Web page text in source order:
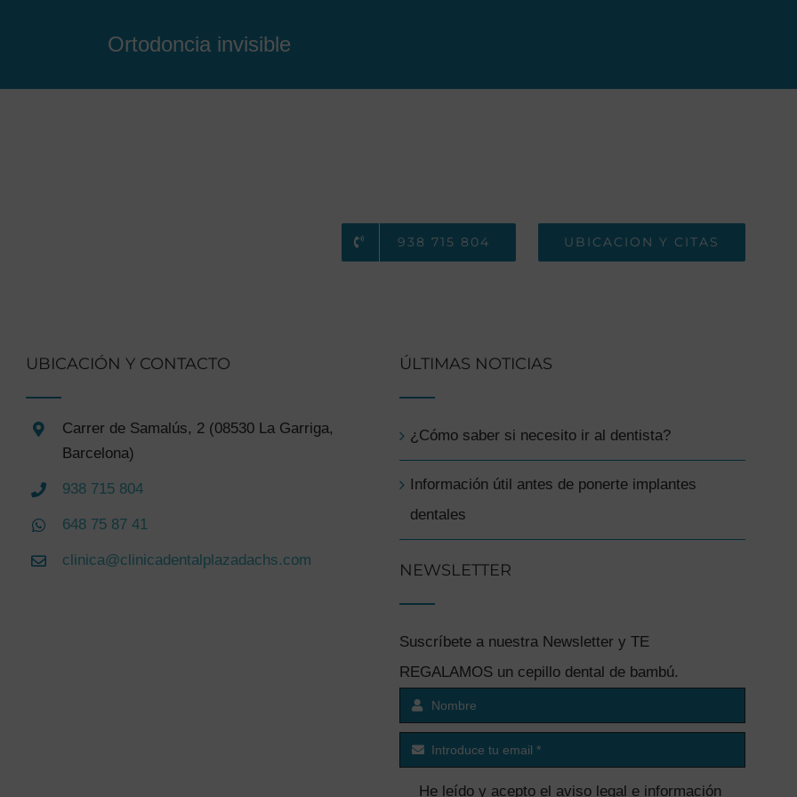
938 715 804 UBICACION Y CITAS
Ortodoncia invisible
UBICACIÓN Y CONTACTO
Carrer de Samalús, 2 (08530 La Garriga,
Barcelona)
938 715 804
648 75 87 41
clinica@clinicadentalplazadachs.com
ÚLTIMAS NOTICIAS
¿Cómo saber si necesito ir al dentista?
Información útil antes de ponerte implantes
dentales
NEWSLETTER
Suscríbete a nuestra Newsletter y TE
REGALAMOS un cepillo dental de bambú.
He leído y acepto el aviso legal e información